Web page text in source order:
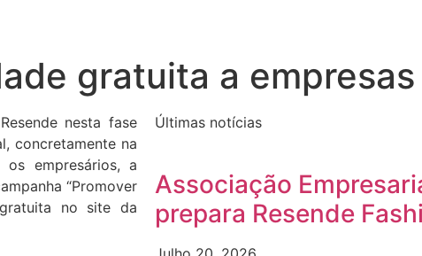
gratuita a
nesta fase
concretamente na
empresários, a
“Promover
gratuita no site da
Últimas notícias
Associação
prepara Resende